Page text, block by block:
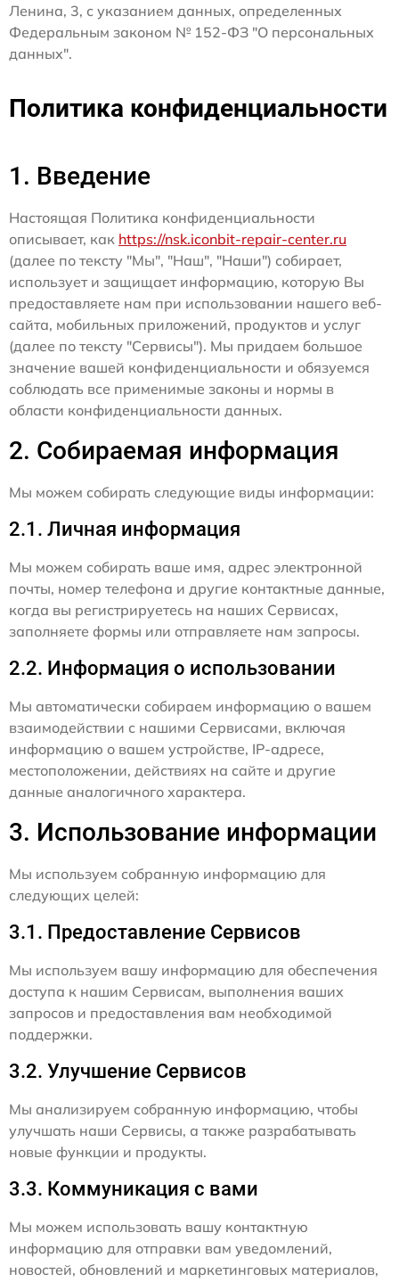
Ленина, 3, с указанием данных, определенных
Федеральным законом № 152-ФЗ "О персональных
данных".
Политика конфиденциальности
1. Введение
Настоящая Политика конфиденциальности
описывает, как https://nsk.iconbit-repair-center.ru
(далее по тексту "Мы", "Наш", "Наши") собирает,
использует и защищает информацию, которую Вы
предоставляете нам при использовании нашего веб-
сайта, мобильных приложений, продуктов и услуг
(далее по тексту "Сервисы"). Мы придаем большое
значение вашей конфиденциальности и обязуемся
соблюдать все применимые законы и нормы в
области конфиденциальности данных.
2. Собираемая информация
Мы можем собирать следующие виды информации:
2.1. Личная информация
Мы можем собирать ваше имя, адрес электронной
почты, номер телефона и другие контактные данные,
когда вы регистрируетесь на наших Сервисах,
заполняете формы или отправляете нам запросы.
2.2. Информация о использовании
Мы автоматически собираем информацию о вашем
взаимодействии с нашими Сервисами, включая
информацию о вашем устройстве, IP-адресе,
местоположении, действиях на сайте и другие
данные аналогичного характера.
3. Использование информации
Мы используем собранную информацию для
следующих целей:
3.1. Предоставление Сервисов
Мы используем вашу информацию для обеспечения
доступа к нашим Сервисам, выполнения ваших
запросов и предоставления вам необходимой
поддержки.
3.2. Улучшение Сервисов
Мы анализируем собранную информацию, чтобы
улучшать наши Сервисы, а также разрабатывать
новые функции и продукты.
3.3. Коммуникация с вами
Мы можем использовать вашу контактную
информацию для отправки вам уведомлений,
новостей, обновлений и маркетинговых материалов,